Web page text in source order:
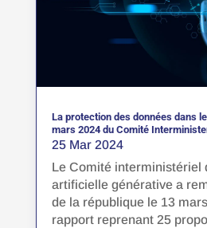
La protection des données dans
mars 2024 du Comité
25 Mar 2024
Le Comité interministériel
artificielle générative a
de la république le 13
rapport reprenant 25